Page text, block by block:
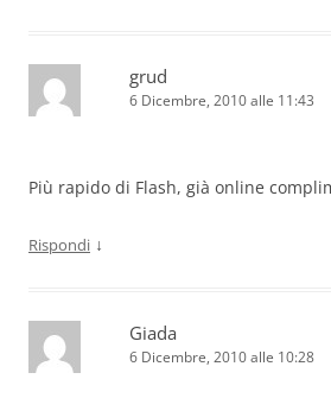
grud
6 Dicembre, 2010 alle 11:43
Più rapido di Flash, già online
Rispondi ↓
Giada
6 Dicembre, 2010 alle 10:28